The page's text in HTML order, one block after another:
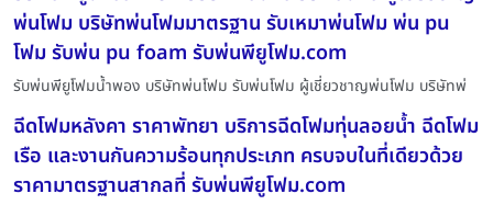
พ่นโฟม บริษัทพ่นโฟมมาตรฐาน รับเหมาพ่นโฟม พ่น pu
โฟม รับพ่น pu foam รับพ่นพียูโฟม.com
รับพ่นพียูโฟมน้ำพอง บริษัทพ่นโฟม รับพ่นโฟม ผู้เชี่ยวชาญพ่นโฟม บริษัทพ่
ฉีดโฟมหลังคา ราคาพัทยา บริการฉีดโฟมทุ่นลอยน้ำ ฉีดโฟม
เรือ และงานกันความร้อนทุกประเภท ครบจบในที่เดียวด้วย
ราคามาตรฐานสากลที่ รับพ่นพียูโฟม.com